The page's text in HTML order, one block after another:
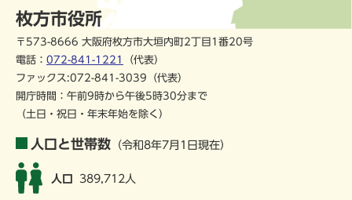
枚方市役所
〒573-8666 大阪府枚方市大垣内町2丁目1番20号
電話： 072-841-1221
（代表）
ファックス:072-841-3039（代表）
開庁時間：午前9時から午後5時30分まで
（土日・祝日・年末年始を除く）
人口と世帯数 （令和8年7月1日現在）
人口 389,712人